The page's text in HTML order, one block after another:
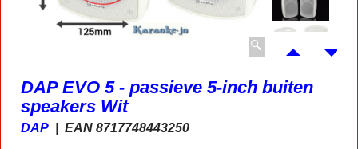
DAP EVO 5 - passieve 5-inch buiten
speakers Wit
DAP EAN 8717748443250